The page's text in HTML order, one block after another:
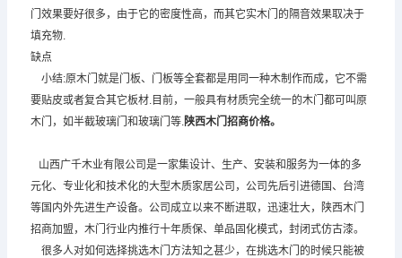
门效果要好很多，由于它的密度性高，而其它实木门的隔音效果取决于
填充物.
缺点
小结:原木门就是门板、门板等全套都是用同一种木制作而成，它不需
要贴皮或者复合其它板材.目前，一般具有材质完全统一的木门都可叫原
木门，如半截玻璃门和玻璃门等.陕西木门招商价格。
山西广千木业有限公司是一家集设计、生产、安装和服务为一体的多
元化、专业化和技术化的大型木质家居公司，公司先后引进德国、台湾
等国内外先进生产设备。公司成立以来不断进取，迅速壮大，陕西木门
招商加盟，木门行业内推行十年质保、单品固化模式，封闭式仿古漆。
很多人对如何选择挑选木门方法知之甚少，在挑选木门的时候只能被